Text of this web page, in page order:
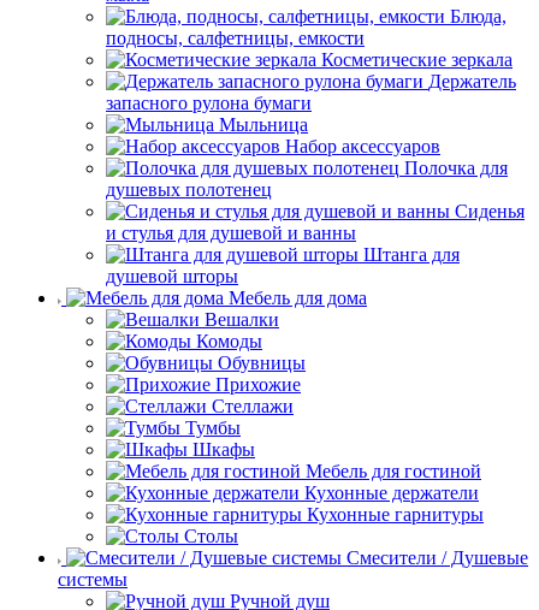
Блюда,
подносы, салфетницы, емкости
Косметические зеркала
Держатель
запасного рулона бумаги
Мыльница
Набор аксессуаров
Полочка для
душевых полотенец
Сиденья
и стулья для душевой и ванны
Штанга для
душевой шторы
Мебель для дома
Вешалки
Комоды
Обувницы
Прихожие
Стеллажи
Тумбы
Шкафы
Мебель для гостиной
Кухонные держатели
Кухонные гарнитуры
Столы
Смесители / Душевые
системы
Ручной душ